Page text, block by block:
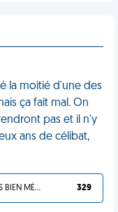
la moitié d'une des
ça fait mal. On
pas et il n'y
ans de célibat,
TU L'AS BIEN MÉRITÉ 329